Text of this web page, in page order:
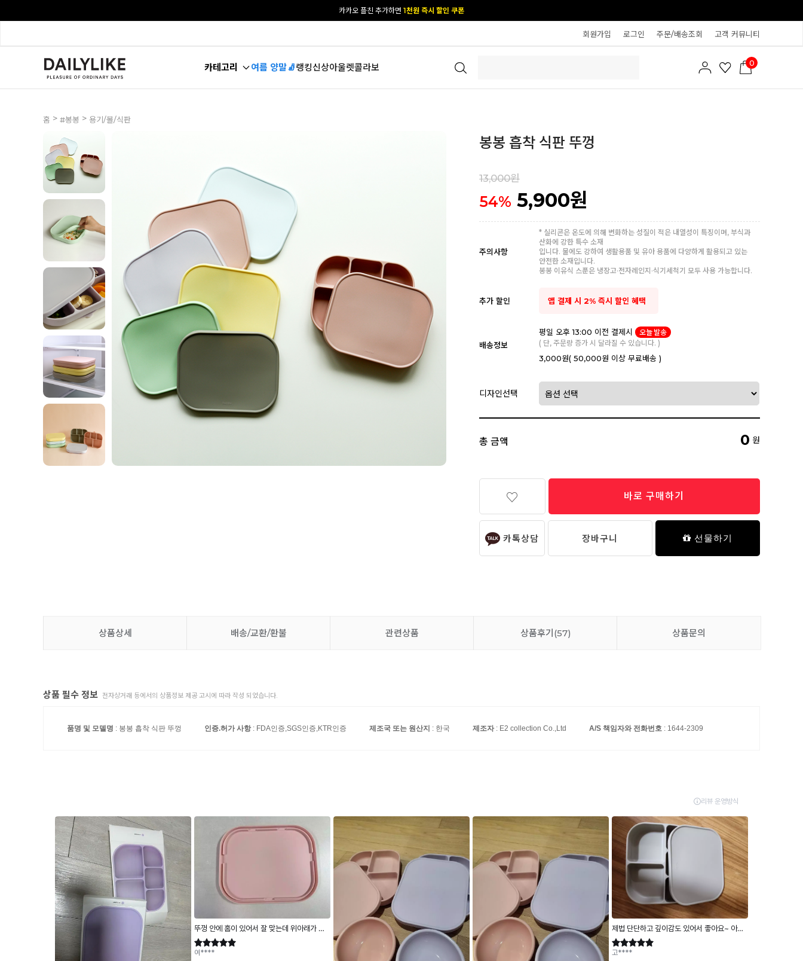
[공식몰 단독] 앱 다운받고2% 결제 할인 받기
회원가입 로그인 주문/배송조회 고객 커뮤니티
카테고리 여름 양말🧦랭킹신상아울렛콜라보 0
홈 > #봉봉 > 용기/볼/식판
봉봉 흡착 식판 뚜껑
13,000원
54% 5,900원
주의사항
* 실리콘은 온도에 의해 변화하는 성질이 적은 내열성이 특징이며, 부식과
산화에 강한 특수 소재
입니다. 물에도 강하여 생활용품 및 유아 용품에 다양하게 활용되고 있는
안전한 소재입니다.
봉봉 이유식 스푼은 냉장고·전자레인지·식기세척기 모두 사용 가능합니다.
추가 할인 앱 결제 시 2% 즉시 할인 혜택
배송정보
평일 오후 13:00 이전 결제시
오늘 발송
( 단, 주문량 증가 시 달라질 수 있습니다. )
3,000원( 50,000원 이상 무료배송 )
디자인선택
총 금액 0 원
바로 구매하기
카톡상담 장바구니 선물하기
상품상세 배송/교환/환불 관련상품 상품후기(57) 상품문의
상품 필수 정보 전자상거래 등에서의 상품정보 제공 고시에 따라 작성 되었습니다.
품명 및 모델명 : 봉봉 흡착 식판 뚜껑 인증.허가 사항: FDA인증,SGS인증,KTR인증 제조국 또는 원산지 : 한국 제조자: E2 collection Co.,Ltd A/S 책임자와 전화번호 : 1644-2309